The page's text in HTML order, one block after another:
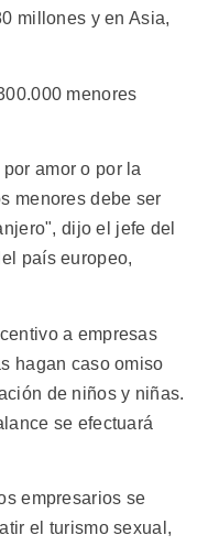
millones y en Asia,
menores
amor o por la
menores debe ser
dijo el jefe del
país europeo,
a empresas
hagan caso omiso
de niños y niñas.
se efectuará
empresarios se
el turismo sexual,